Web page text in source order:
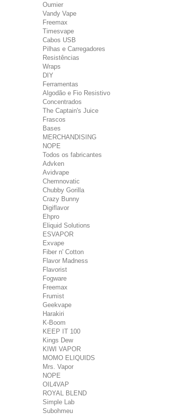
Oumier
Vandy Vape
Freemax
Timesvape
Cabos USB
Pilhas e Carregadores
Resistências
Wraps
DIY
Ferramentas
Algodão e Fio Resistivo
Concentrados
The Captain's Juice
Frascos
Bases
MERCHANDISING
NOPE
Todos os fabricantes
Advken
Avidvape
Chemnovatic
Chubby Gorilla
Crazy Bunny
Digiflavor
Ehpro
Eliquid Solutions
ESVAPOR
Exvape
Fiber n' Cotton
Flavor Madness
Flavorist
Fogware
Freemax
Frumist
Geekvape
Harakiri
K-Boom
KEEP IT 100
Kings Dew
KIWI VAPOR
MOMO ELIQUIDS
Mrs. Vapor
NOPE
OIL4VAP
ROYAL BLEND
Simple Lab
Subohmeu